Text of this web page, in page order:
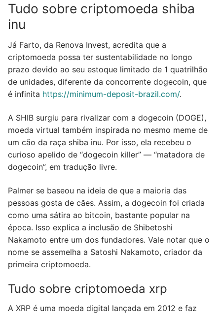
Tudo sobre criptomoeda shiba
inu
Já Farto, da Renova Invest, acredita que a
criptomoeda possa ter sustentabilidade no longo
prazo devido ao seu estoque limitado de 1 quatrilhão
de unidades, diferente da concorrente dogecoin, que
é infinita https://minimum-deposit-brazil.com/.
A SHIB surgiu para rivalizar com a dogecoin (DOGE),
moeda virtual também inspirada no mesmo meme de
um cão da raça shiba inu. Por isso, ela recebeu o
curioso apelido de “dogecoin killer” — “matadora de
dogecoin”, em tradução livre.
Palmer se baseou na ideia de que a maioria das
pessoas gosta de cães. Assim, a dogecoin foi criada
como uma sátira ao bitcoin, bastante popular na
época. Isso explica a inclusão de Shibetoshi
Nakamoto entre um dos fundadores. Vale notar que o
nome se assemelha a Satoshi Nakamoto, criador da
primeira criptomoeda.
Tudo sobre criptomoeda xrp
A XRP é uma moeda digital lançada em 2012 e faz